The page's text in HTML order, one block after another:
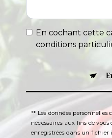
En cochant cette
conditions
** Les données personnelles
nécessaires aux fins de
enregistrées dans un fichier